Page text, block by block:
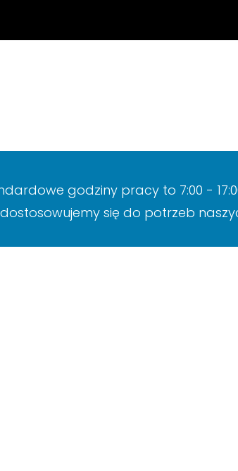
godziny pracy to 7:00 -
się do potrzeb